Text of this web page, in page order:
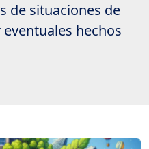
de situaciones de
hechos